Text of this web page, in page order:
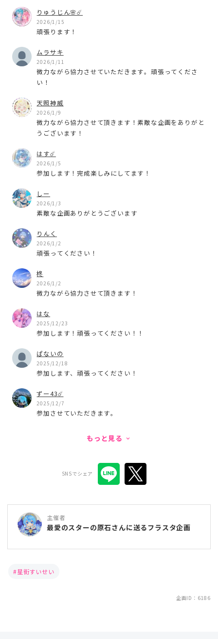
りゅうじん🌸☄️
2026/1/15
頑張ります！
ムラサキ
2026/1/11
微力ながら協力させていただきます。頑張ってくださ
い！
天照神威
2026/1/9
微力ながら協力させて頂きます！素敵な企画をありがと
うございます！
はす☄️
2026/1/5
参加します！完成楽しみにしてます！
しー
2026/1/3
素敵な企画ありがとうございます
りんく
2026/1/2
頑張ってください！
柊
2026/1/2
微力ながら協力させて頂きます！
はな
2025/12/23
参加します！頑張ってください！！
ぱないの
2025/12/18
参加します、頑張ってください！
ずー43☄️
2025/12/7
参加させていただきます。
もっと見る keyboard_arrow_down
SNSでシェア
主催者
最愛のスターの原石さんに送るフラスタ企画
星街すいせい
企画ID：6186